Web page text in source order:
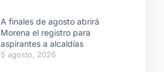
A finales de agosto abrirá
Morena el registro para
aspirantes a alcaldías
5 agosto, 2026